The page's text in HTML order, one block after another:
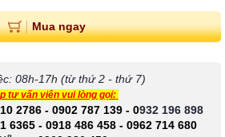
Mua ngay
08h-17h (từ thứ 2 - thứ 7)
tư vấn viên vui lòng gọi:
2786 - 0902 787 139- 0932 196 898
6365 - 0918 486 458 - 0962 714 680